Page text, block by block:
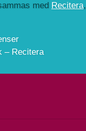
med Recitera,
– Recitera